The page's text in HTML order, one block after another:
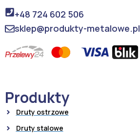
+48 724 602 506
sklep@produkty-metalowe.pl
Produkty
Druty ostrzowe
Druty stalowe